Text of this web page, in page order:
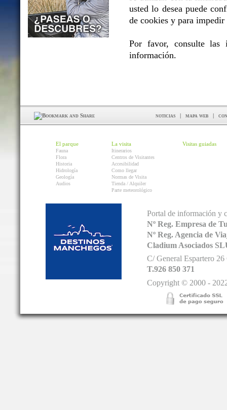
usted lo desea puede
de cookies y para
Por favor, consulte las
información.
noticias | mapa web |
El parque
Fauna
Flora
Historia
Hidrología
Geología
Audios
La visita
Itinerarios
Centros de Visitantes
Accesibilidad
Como llegar
Normas de Visita
Tienda / Alquiler
Parte meteorológico
Visitas guiadas
Portal de información y
Nº Reg. Empresa de
Nº Reg. Agencia de
Cladium Asociados
C/ General Espartero
T.926 850 371
Copyright © 2000 -